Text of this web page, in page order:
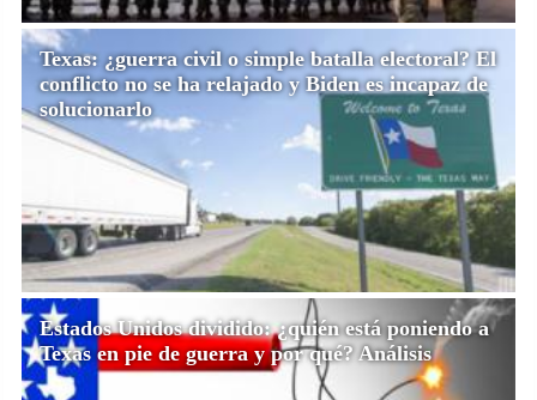
Texas: ¿guerra civil o simple batalla electoral? El
conflicto no se ha relajado y Biden es incapaz de
solucionarlo
Estados Unidos dividido: ¿quién está poniendo a
Texas en pie de guerra y por qué? Análisis